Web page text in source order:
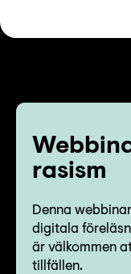
rasism
Denna
digitala
är välkommen
tillfällen.